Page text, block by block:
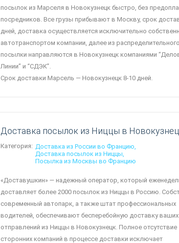
посылок из Марселя в Новокузнецк быстро, без
посредников. Все грузы прибывают в Москву, срок
дней, доставка осуществляется исключительно
автотранспортом компании, далее из
посылки направляются в Новокузнецк компаниями
Линии” и “СДЭК”.
Срок доставки Марсель — Новокузнецк 8-10 дней.
Доставка посылок из Ниццы в
Категория: Доставка из России во Францию
Доставка посылок из Ниццы
Посылка из Москвы во Францию
«Доставушкин» — надежный оператор, который
доставляет более 2000 посылок из Ниццы в Россию.
современный автопарк, а также штат профессиональных
водителей, обеспечивают бесперебойную доставку ваших
отправлений из Ниццы в Новокузнецк. Полное отсутствие
сторонних компаний в процессе доставки исключает